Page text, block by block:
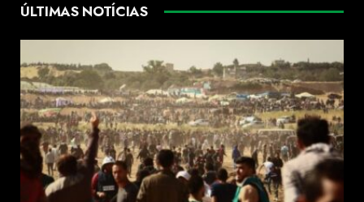
ÚLTIMAS NOTÍCIAS